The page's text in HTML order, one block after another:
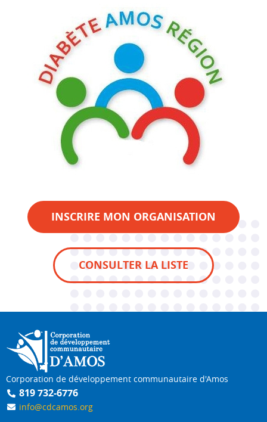
INSCRIRE MON ORGANISATION
CONSULTER LA LISTE
Corporation de développement communautaire d'Amos
819 732-6776
info@cdcamos.org